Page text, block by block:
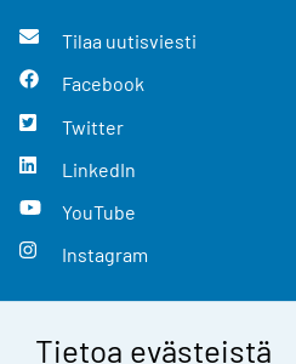
Tietoa evästeistä
Tilaa uutisviesti
Facebook
Twitter
LinkedIn
YouTube
Instagram
Yhteystiedot